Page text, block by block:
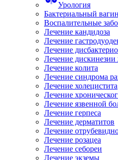
Урология
Бактериальный
Воспалительные
Лечение кандидоза
Лечение
Лечение
Лечение
Лечение колита
Лечение синдрома
Лечение холецистита
Лечение
Лечение язвенной
Лечение герпеса
Лечение дерматитов
Лечение
Лечение розацеа
Лечение себореи
Лечение экземы